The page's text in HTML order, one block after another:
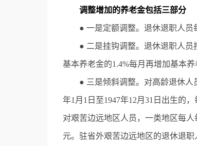
调整增加的养老金包括三部分
● 一是定额调整。退休退职人员每
● 二是挂钩调整。退休退职人员按
基本养老金的1.4%每月再增加基本养
● 三是倾斜调整。对高龄退休人员
年1月1日至1947年12月31日出生的
对艰苦边远地区人员，一类地区每
元。驻省外艰苦边远地区的退休退